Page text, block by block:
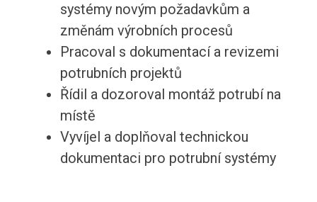
systémy novým požadavkům a
změnám výrobních procesů
Pracoval s dokumentací a revizemi
potrubních projektů
Řídil a dozoroval montáž potrubí na
místě
Vyvíjel a doplňoval technickou
dokumentaci pro potrubní systémy